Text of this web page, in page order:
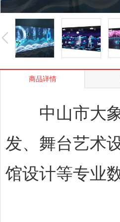
商品详情
中山市大象
发、舞台艺术
馆设计等专业